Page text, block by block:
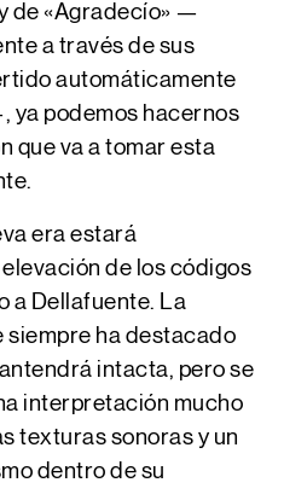
de «Agradecío» —
a través de sus
automáticamente
ya podemos hacernos
que va a tomar esta
era estará
de los códigos
a Dellafuente. La
siempre ha destacado
intacta, pero se
interpretación mucho
texturas sonoras y un
dentro de su